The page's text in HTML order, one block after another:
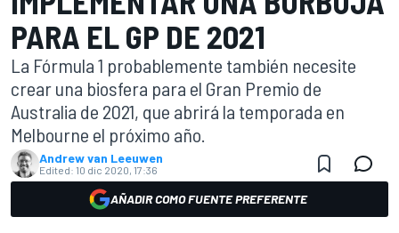
PARA EL GP DE 2021
La Fórmula 1 probablemente también necesite
crear una biosfera para el Gran Premio de
Australia de 2021, que abrirá la temporada en
Melbourne el próximo año.
Andrew van Leeuwen
Edited: 10 dic 2020, 17:36
AÑADIR COMO FUENTE PREFERENTE